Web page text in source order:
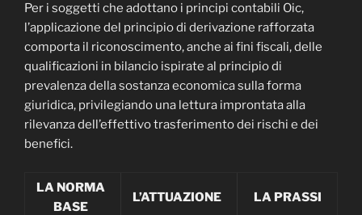
Per i soggetti che adottano i principi contabili Oic,
l’applicazione del principio di derivazione rafforzata
comporta il riconoscimento, anche ai fini fiscali, delle
qualificazioni in bilancio ispirate al principio di
prevalenza della sostanza economica sulla forma
giuridica, privilegiando una lettura improntata alla
rilevanza dell’effettivo trasferimento dei rischi e dei
benefici.
LA NORMA
BASE
L’ATTUAZIONE LA PRASSI